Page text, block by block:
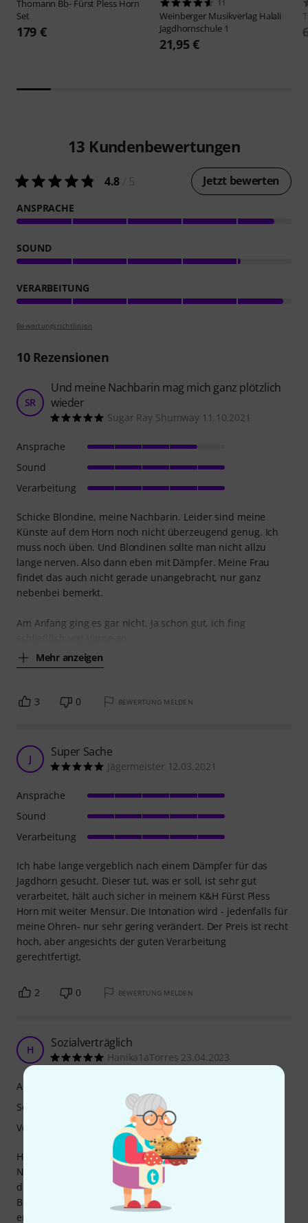
Thomann Bb- Fürst Pless Horn
Set
179 €
11
Weinberger Musikverlag Halali
Jagdhornschule 1
21,95 €
13 Kundenbewertungen
4.8 Jetzt bewerten
ANSPRACHE
SOUND
VERARBEITUNG
Bewertungsrichtlinien
10Rezensionen
SR
Und meine Nachbarin mag mich ganz plötzlich
wieder
Sugar Ray Shumway 11.10.2021
Schicke Blondine, meine Nachbarin. Leider sind meine
Künste auf dem Horn noch nicht überzeugend genug. Ich
muss noch üben. Und Blondinen sollte man nicht allzu
lange nerven. Also dann eben mit Dämpfer. Meine Frau
findet das auch nicht gerade unangebracht, nur ganz
nebenbei bemerkt.
Am Anfang ging es gar nicht. Ja schon gut, ich fing
Mehr anzeigen
Ansprache
Sound
Verarbeitung
3 0 BEWERTUNG MELDEN
J Super Sache
Jägermeister 12.03.2021
Ich habe lange vergeblich nach einem Dämpfer für das
Jagdhorn gesucht. Dieser tut, was er soll, ist sehr gut
verarbeitet, hält auch sicher in meinem K&H Fürst Pless
Horn mit weiter Mensur. Die Intonation wird - jedenfalls für
meine Ohren- nur sehr gering verändert. Der Preis ist recht
hoch, aber angesichts der guten Verarbeitung
gerechtfertigt.
Ansprache
Sound
Verarbeitung
2 0 BEWERTUNG MELDEN
H Sozialverträglich
Hanika1aTorres 23.04.2023
Hallo!
Nachdem der Plan, das Spielen eines Fürst Pless Horns in
die Tat umgesetzt war, stellte ich schnell fest, das Wilhelm
Buch mit seiner Aussage " Musik wird störend oft
empfunden, dieweil sie mit Geräusch verbunden" auch
Ansprache
Sound
Verarbeitung